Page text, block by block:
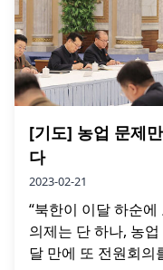
[기도] 농업 문제
다
2023-02-21
“북한이 이달 하순
의제는 단 하나, 농
달 만에 또 전원회의